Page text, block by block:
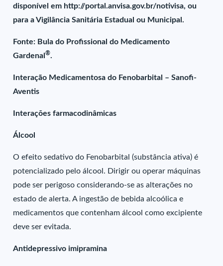
disponível em http://portal.anvisa.gov.br/notivisa, ou
para a Vigilância Sanitária Estadual ou Municipal.
Fonte: Bula do Profissional do Medicamento
Gardenal®.
Interação Medicamentosa do Fenobarbital – Sanofi-
Aventis
Interações farmacodinâmicas
Álcool
O efeito sedativo do Fenobarbital (substância ativa) é
potencializado pelo álcool. Dirigir ou operar máquinas
pode ser perigoso considerando-se as alterações no
estado de alerta. A ingestão de bebida alcoólica e
medicamentos que contenham álcool como excipiente
deve ser evitada.
Antidepressivo imipramina